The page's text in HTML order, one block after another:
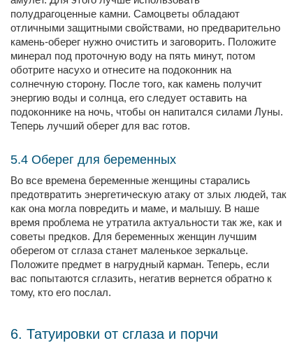
полудрагоценные камни. Самоцветы обладают
отличными защитными свойствами, но предварительно
камень-оберег нужно очистить и заговорить. Положите
минерал под проточную воду на пять минут, потом
оботрите насухо и отнесите на подоконник на
солнечную сторону. После того, как камень получит
энергию воды и солнца, его следует оставить на
подоконнике на ночь, чтобы он напитался силами Луны.
Теперь лучший оберег для вас готов.
5.4 Оберег для беременных
Во все времена беременные женщины старались
предотвратить энергетическую атаку от злых людей, так
как она могла повредить и маме, и малышу. В наше
время проблема не утратила актуальности так же, как и
советы предков. Для беременных женщин лучшим
оберегом от сглаза станет маленькое зеркальце.
Положите предмет в нагрудный карман. Теперь, если
вас попытаются сглазить, негатив вернется обратно к
тому, кто его послал.
6. Татуировки от сглаза и порчи